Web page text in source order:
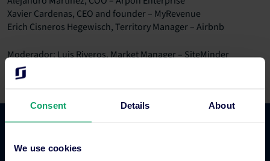
Consent Details About
We use cookies
Xavier Cardenas, CEO and founder – MyRevenue
Erich Cisneros Hegewisch, Territory Manager –Airbnb
Moderador: Luis Riveros, Market Manager – SiteMinder
Puede acceder a esta grabación cuando quiera!